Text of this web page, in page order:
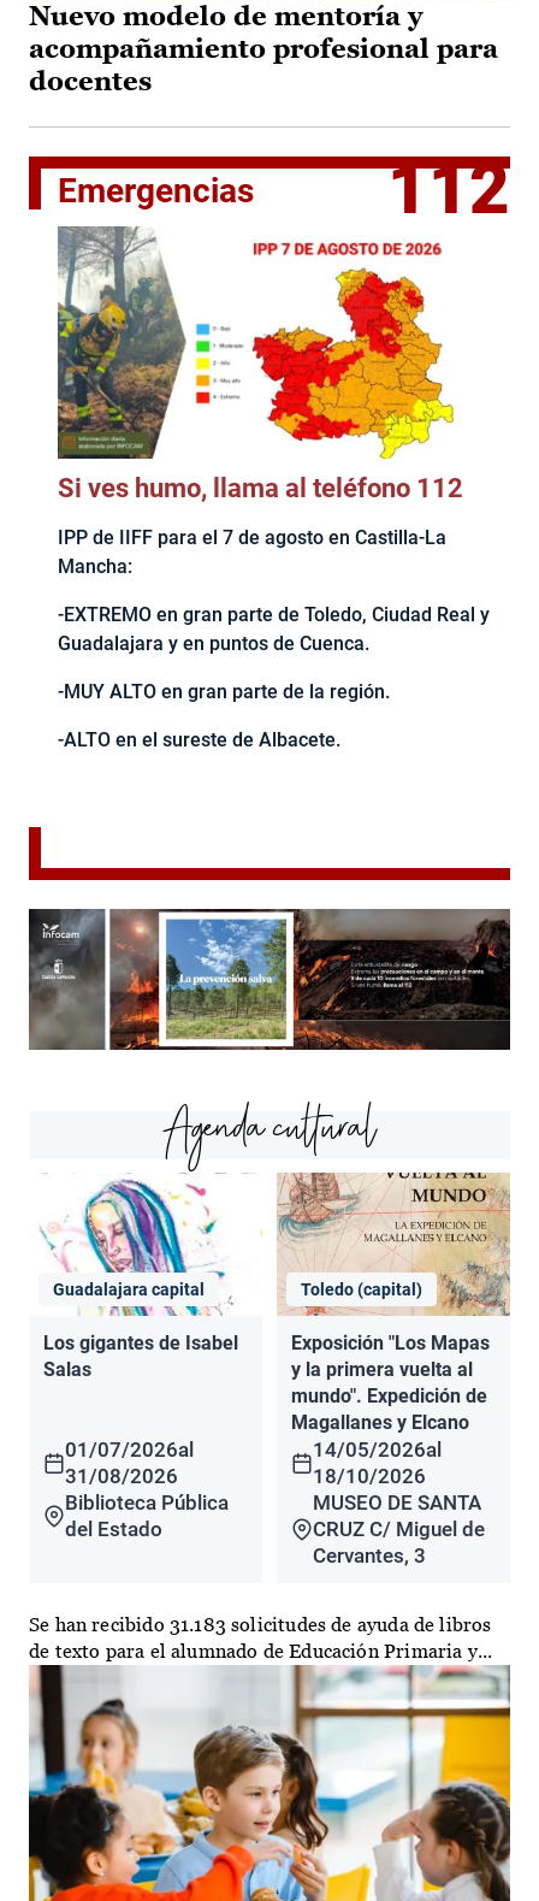
Nuevo modelo de mentoría y
acompañamiento profesional para
docentes
Emergencias 112
Si ves humo, llama al teléfono 112
IPP de IIFF para el 7 de agosto en Castilla-La
Mancha:
-EXTREMO en gran parte de Toledo, Ciudad Real y
Guadalajara y en puntos de Cuenca.
-MUY ALTO en gran parte de la región.
-ALTO en el sureste de Albacete.
Agenda cultural
Guadalajara capital
Los gigantes de Isabel
Salas
01/07/2026al
31/08/2026
Biblioteca Pública
del Estado
Toledo (capital)
Exposición "Los Mapas
y la primera vuelta al
mundo". Expedición de
Magallanes y Elcano
14/05/2026al
18/10/2026
MUSEO DE SANTA
CRUZ C/ Miguel de
Cervantes, 3
Se han recibido 31.183 solicitudes de ayuda de libros
de texto para el alumnado de Educación Primaria y...